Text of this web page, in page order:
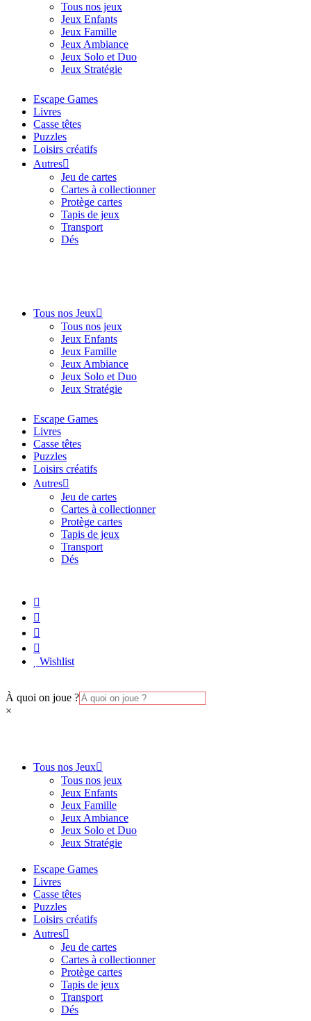
Tous nos jeux
Jeux Enfants
Jeux Famille
Jeux Ambiance
Jeux Solo et Duo
Jeux Stratégie
Escape Games
Livres
Casse têtes
Puzzles
Loisirs créatifs
Autres
Jeu de cartes
Cartes à collectionner
Protège cartes
Tapis de jeux
Transport
Dés
Tous nos Jeux
Tous nos jeux
Jeux Enfants
Jeux Famille
Jeux Ambiance
Jeux Solo et Duo
Jeux Stratégie
Escape Games
Livres
Casse têtes
Puzzles
Loisirs créatifs
Autres
Jeu de cartes
Cartes à collectionner
Protège cartes
Tapis de jeux
Transport
Dés
Wishlist
À quoi on joue ?
×
Tous nos Jeux
Tous nos jeux
Jeux Enfants
Jeux Famille
Jeux Ambiance
Jeux Solo et Duo
Jeux Stratégie
Escape Games
Livres
Casse têtes
Puzzles
Loisirs créatifs
Autres
Jeu de cartes
Cartes à collectionner
Protège cartes
Tapis de jeux
Transport
Dés